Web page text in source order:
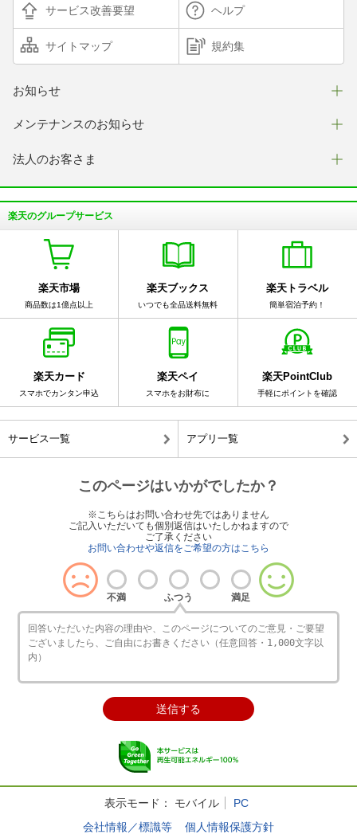
サービス改善要望 ヘルプ
サイトマップ 規約集
お知らせ
メンテナンスのお知らせ
法人のお客さま
楽天のグループサービス
楽天市場
商品数は1億点以上
楽天ブックス
いつでも全品送料無料
楽天トラベル
簡単宿泊予約！
楽天カード
スマホでカンタン申込
楽天ペイ
スマホをお財布に
楽天PointClub
手軽にポイントを確認
サービス一覧 アプリ一覧
このページはいかがでしたか？
※こちらはお問い合わせ先ではありません
ご記入いただいても個別返信はいたしかねますので
ご了承ください
お問い合わせや返信をご希望の方はこちら
不満 ふつう 満足
表示モード： モバイル
PC
会社情報／標識等
個人情報保護方針